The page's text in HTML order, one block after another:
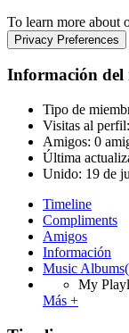
To learn more about
Privacy Preferences
Información del
Tipo de
Visitas al
Amigos: 0
Última
Unido: 19 de
Timeline
Compliments
Amigos
Información
Music Albums
My
Más +